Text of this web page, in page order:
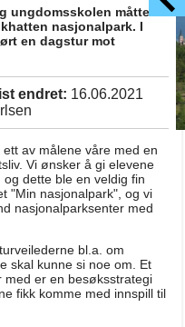
ungdomsskolen måtte
nasjonalpark. I
en dagstur mot
endret: 16.06.2021
av målene våre med en
Vi ønsker å gi elevene
dette ble en veldig fin
"Min nasjonalpark", og vi
nasjonalparksenter med
bl.a. om
skal kunne si noe om. Et
med er en besøksstrategi
fikk komme med innspill til